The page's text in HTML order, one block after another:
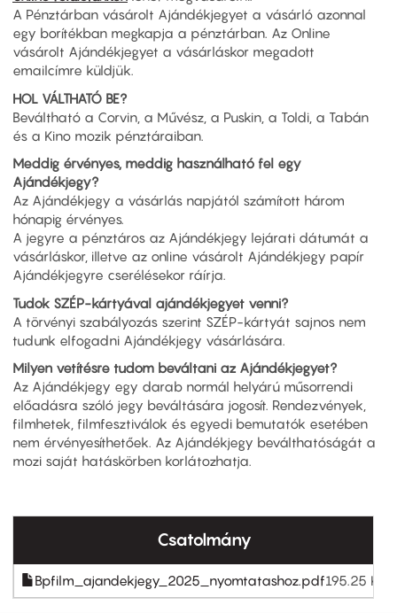
A Pénztárban vásárolt Ajándékjegyet a vásárló azonnal
egy borítékban megkapja a pénztárban. Az Online
vásárolt Ajándékjegyet a vásárláskor megadott
emailcímre küldjük.
HOL VÁLTHATÓ BE?
Beváltható a Corvin, a Művész, a Puskin, a Toldi, a Tabán
és a Kino mozik pénztáraiban.
Meddig érvényes, meddig használható fel egy
Ajándékjegy?
Az Ajándékjegy a vásárlás napjától számított három
hónapig érvényes.
A jegyre a pénztáros az Ajándékjegy lejárati dátumát a
vásárláskor, illetve az online vásárolt Ajándékjegy papír
Ajándékjegyre cserélésekor ráírja.
Tudok SZÉP-kártyával ajándékjegyet venni?
A törvényi szabályozás szerint SZÉP-kártyát sajnos nem
tudunk elfogadni Ajándékjegy vásárlására.
Milyen vetítésre tudom beváltani az Ajándékjegyet?
Az Ajándékjegy egy darab normál helyárú műsorrendi
előadásra szóló jegy beváltására jogosít. Rendezvények,
filmhetek, filmfesztiválok és egyedi bemutatók esetében
nem érvényesíthetőek. Az Ajándékjegy beválthatóságát a
mozi saját hatáskörben korlátozhatja.
Csatolmány
Bpfilm_ajandekjegy_2025_nyomtatashoz.pdf195.25 KB